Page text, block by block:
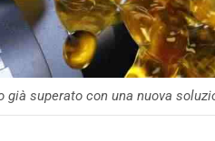
già superato con una nuova